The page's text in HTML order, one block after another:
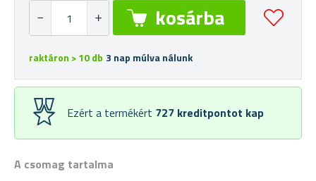
A csomag tartalma
raktáron > 10 db 3 nap múlva nálunk
Ezért a termékért 727 kreditpontot kap